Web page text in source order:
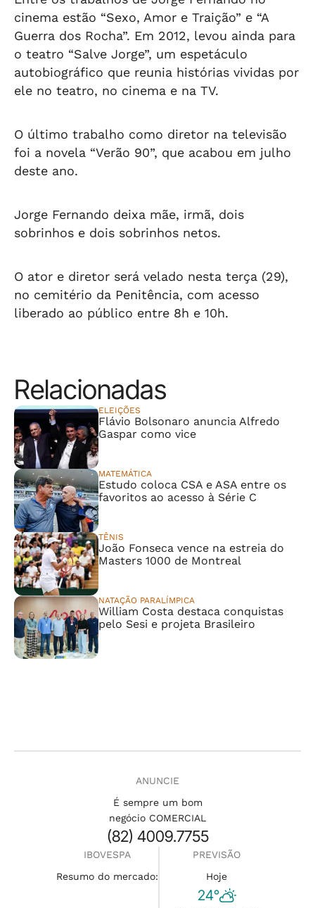
cinema estão “Sexo, Amor e Traição” e “A
Guerra dos Rocha”. Em 2012, levou ainda para
o teatro “Salve Jorge”, um espetáculo
autobiográfico que reunia histórias vividas por
ele no teatro, no cinema e na TV.
O último trabalho como diretor na televisão
foi a novela “Verão 90”, que acabou em julho
deste ano.
Jorge Fernando deixa mãe, irmã, dois
sobrinhos e dois sobrinhos netos.
O ator e diretor será velado nesta terça (29),
no cemitério da Penitência, com acesso
liberado ao público entre 8h e 10h.
Relacionadas
ELEIÇÕES
Flávio Bolsonaro anuncia Alfredo
Gaspar como vice
MATEMÁTICA
Estudo coloca CSA e ASA entre os
favoritos ao acesso à Série C
TÊNIS
João Fonseca vence na estreia do
Masters 1000 de Montreal
NATAÇÃO PARALÍMPICA
William Costa destaca conquistas
pelo Sesi e projeta Brasileiro
ANUNCIE
É sempre um bom
negócio COMERCIAL
(82) 4009.7755
IBOVESPA
Resumo do mercado:
PREVISÃO
Hoje
24°